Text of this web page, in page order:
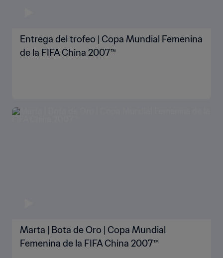
Entrega del trofeo | Copa Mundial Femenina
de la FIFA China 2007™
Marta | Bota de Oro | Copa Mundial
Femenina de la FIFA China 2007™